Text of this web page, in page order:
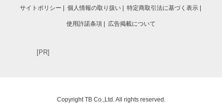
サイトポリシー 個人情報の取り扱い 特定商取引法に基づく表示
使用許諾条項 広告掲載について
[PR]
Copyright TB Co.,Ltd. All rights reserved.